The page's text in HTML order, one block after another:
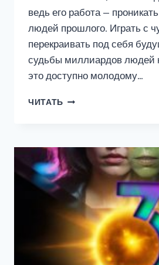
ведь его работа —
людей прошлого. Играть с
перекраивать под себя
судьбы миллиардов людей
это доступно молодому…
ЧИТАТЬ ТРИГГЕРНАЯ